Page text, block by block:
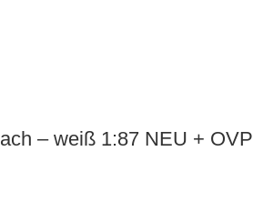
– weiß 1:87 NEU + OVP